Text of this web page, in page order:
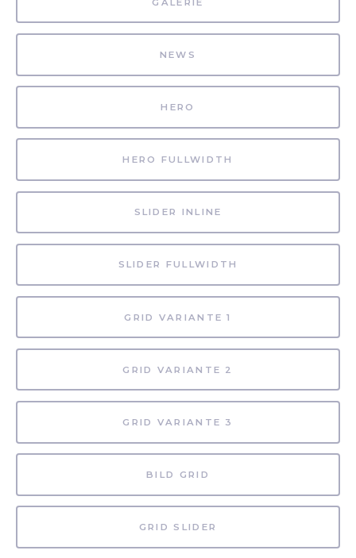
NEWS
HERO
HERO FULLWIDTH
SLIDER INLINE
SLIDER FULLWIDTH
GRID VARIANTE 1
GRID VARIANTE 2
GRID VARIANTE 3
BILD GRID
GRID SLIDER